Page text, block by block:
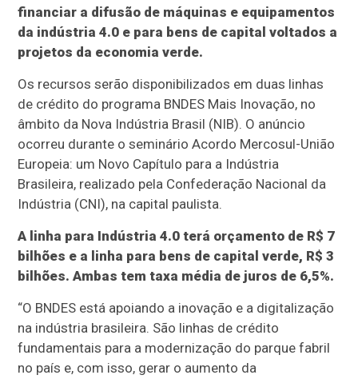
financiar a difusão de máquinas e equipamentos
da indústria 4.0 e para bens de capital voltados a
projetos da economia verde.
Os recursos serão disponibilizados em duas linhas
de crédito do programa BNDES Mais Inovação, no
âmbito da Nova Indústria Brasil (NIB). O anúncio
ocorreu durante o seminário Acordo Mercosul-União
Europeia: um Novo Capítulo para a Indústria
Brasileira, realizado pela Confederação Nacional da
Indústria (CNI), na capital paulista.
A linha para Indústria 4.0 terá orçamento de R$ 7
bilhões e a linha para bens de capital verde, R$ 3
bilhões. Ambas tem taxa média de juros de 6,5%.
“O BNDES está apoiando a inovação e a digitalização
na indústria brasileira. São linhas de crédito
fundamentais para a modernização do parque fabril
no país e, com isso, gerar o aumento da